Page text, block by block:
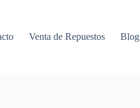
Venta de Repuestos Blog